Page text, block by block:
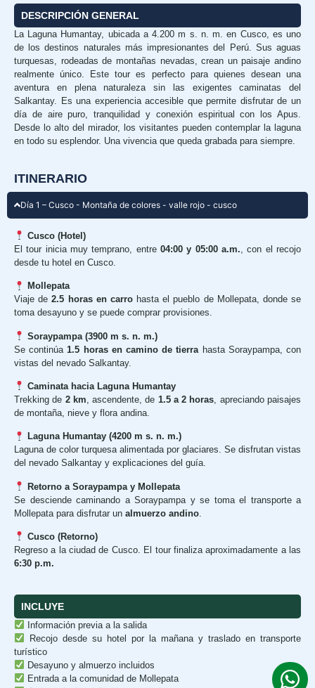
DESCRIPCIÓN GENERAL
La Laguna Humantay, ubicada a 4.200 m s. n. m. en Cusco, es uno
de los destinos naturales más impresionantes del Perú. Sus aguas
turquesas, rodeadas de montañas nevadas, crean un paisaje andino
realmente único. Este tour es perfecto para quienes desean una
aventura en plena naturaleza sin las exigentes caminatas del
Salkantay. Es una experiencia accesible que permite disfrutar de un
día de aire puro, tranquilidad y conexión espiritual con los Apus.
Desde lo alto del mirador, los visitantes pueden contemplar la laguna
en todo su esplendor. Una vivencia que queda grabada para siempre.
ITINERARIO
Día 1 – Cusco - Montaña de colores - valle rojo - cusco
Cusco (Hotel)
El tour inicia muy temprano, entre 04:00 y 05:00 a.m. , con el recojo
desde tu hotel en Cusco.
Mollepata
Viaje de2.5 horas en carrohasta el pueblo de Mollepata, donde se
toma desayuno y se puede comprar provisiones.
Soraypampa (3900 m s. n. m.)
Se continúa 1.5 horas en camino de tierra hasta Soraypampa, con
vistas del nevado Salkantay.
Caminata hacia Laguna Humantay
Trekking de 2 km, ascendente, de 1.5 a 2 horas, apreciando paisajes
de montaña, nieve y flora andina.
Laguna Humantay (4200 m s. n. m.)
Laguna de color turquesa alimentada por glaciares. Se disfrutan vistas
del nevado Salkantay y explicaciones del guía.
Retorno a Soraypampa y Mollepata
Se desciende caminando a Soraypampa y se toma el transporte a
Mollepata para disfrutar un almuerzo andino
Cusco (Retorno)
Regreso a la ciudad de Cusco. El tour finaliza aproximadamente a las
6:30 p.m.
INCLUYE
Información previa a la salida
Recojo desde su hotel por la mañana y traslado en transporte
turístico
Desayuno y almuerzo incluidos
Entrada a la comunidad de Mollepata